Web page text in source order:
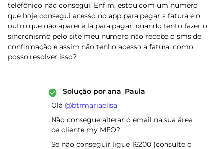
telefônico não consegui. Enfim, estou com um número
que hoje consegui acesso no app para pegar a fatura e o
outro que não aparece lá para pagar, quando tento fazer o
sincronismo pelo site meu numero não recebe o sms de
confirmação e assim não tenho acesso a fatura, como
posso resolver isso?
Solução por ana_Paula
Olá ​ @btrmariaelisa
Não consegue alterar o email na sua área
de cliente my MEO?
Se não conseguir ligue 16200 (consulte o